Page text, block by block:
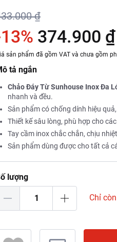
₫
374.900 ₫
sản phẩm đã gồm VAT và chưa gồm
tả ngắn
Chảo Đáy Từ Sunhouse Inox Đa
nhanh và đều.
Sản phẩm có chống dính hiệu
Thiết kế sâu lòng, phù hợp cho
Tay cầm inox chắc chắn, chịu
Sản phẩm dùng được cho tất cả
lượng
Chỉ